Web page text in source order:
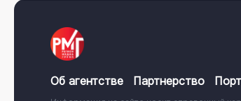
Об агентстве Партнерство